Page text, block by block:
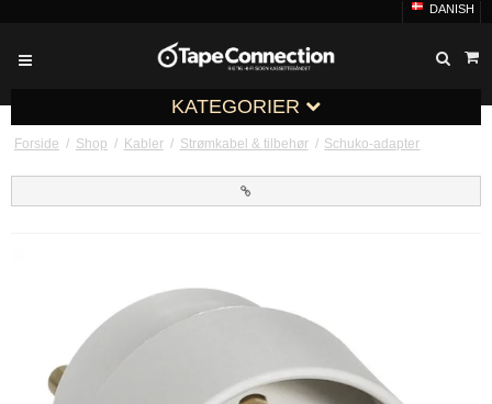
DANISH
KATEGORIER
Forside / Shop / Kabler / Strømkabel & tilbehør / Schuko-adapter